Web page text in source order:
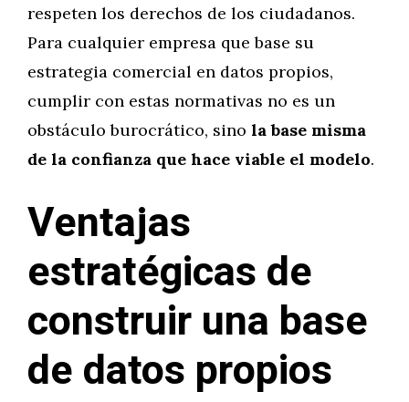
respeten los derechos de los ciudadanos.
Para cualquier empresa que base su
estrategia comercial en datos propios,
cumplir con estas normativas no es un
obstáculo burocrático, sino la base misma
de la confianza que hace viable el modelo.
Ventajas
estratégicas de
construir una base
de datos propios